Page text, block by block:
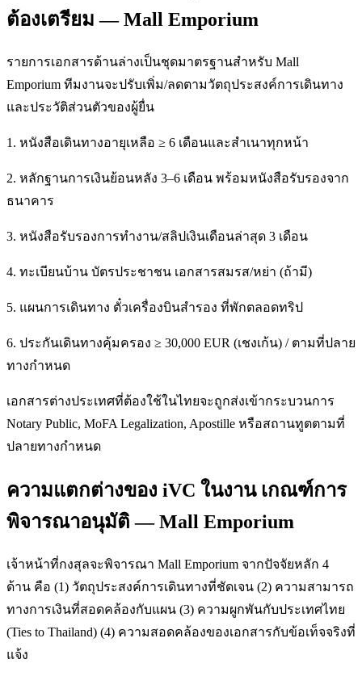
ต้องเตรียม — Mall Emporium
รายการเอกสารด้านล่างเป็นชุดมาตรฐานสำหรับ Mall
Emporium ทีมงานจะปรับเพิ่ม/ลดตามวัตถุประสงค์การเดินทาง
และประวัติส่วนตัวของผู้ยื่น
1. หนังสือเดินทางอายุเหลือ ≥ 6 เดือนและสำเนาทุกหน้า
2. หลักฐานการเงินย้อนหลัง 3–6 เดือน พร้อมหนังสือรับรองจาก
ธนาคาร
3. หนังสือรับรองการทำงาน/สลิปเงินเดือนล่าสุด 3 เดือน
4. ทะเบียนบ้าน บัตรประชาชน เอกสารสมรส/หย่า (ถ้ามี)
5. แผนการเดินทาง ตั๋วเครื่องบินสำรอง ที่พักตลอดทริป
6. ประกันเดินทางคุ้มครอง ≥ 30,000 EUR (เชงเก้น) / ตามที่ปลาย
ทางกำหนด
เอกสารต่างประเทศที่ต้องใช้ในไทยจะถูกส่งเข้ากระบวนการ
Notary Public, MoFA Legalization, Apostille หรือสถานทูตตามที่
ปลายทางกำหนด
ความแตกต่างของ iVC ในงาน เกณฑ์การ
พิจารณาอนุมัติ — Mall Emporium
เจ้าหน้าที่กงสุลจะพิจารณา Mall Emporium จากปัจจัยหลัก 4
ด้าน คือ (1) วัตถุประสงค์การเดินทางที่ชัดเจน (2) ความสามารถ
ทางการเงินที่สอดคล้องกับแผน (3) ความผูกพันกับประเทศไทย
(Ties to Thailand) (4) ความสอดคล้องของเอกสารกับข้อเท็จจริงที่
แจ้ง